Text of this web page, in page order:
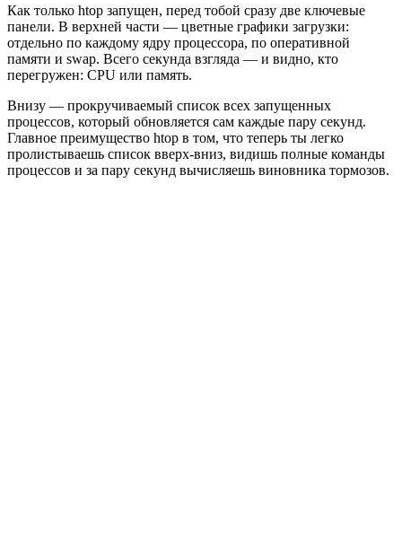
Как только htop запущен, перед тобой сразу две ключевые
панели. В верхней части — цветные графики загрузки:
отдельно по каждому ядру процессора, по оперативной
памяти и swap. Всего секунда взгляда — и видно, кто
перегружен: CPU или память.
Внизу — прокручиваемый список всех запущенных
процессов, который обновляется сам каждые пару секунд.
Главное преимущество htop в том, что теперь ты легко
пролистываешь список вверх-вниз, видишь полные команды
процессов и за пару секунд вычисляешь виновника тормозов.